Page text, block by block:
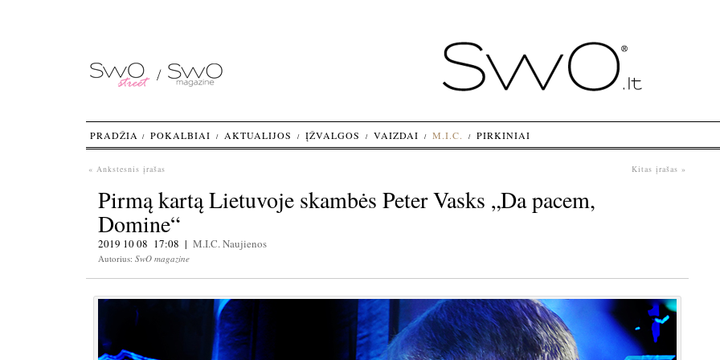
« Ankstesnis įrašas Kitas įrašas »
Pirmą kartą Lietuvoje skambės Peter Vasks „Da pacem,
Domine“
2019 10 08 17:08 | M.I.C.Naujienos
Autorius: SwO magazine
PRADŽIA POKALBIAI AKTUALIJOS ĮŽVALGOS VAIZDAI M.I.C. PIRKINIAI